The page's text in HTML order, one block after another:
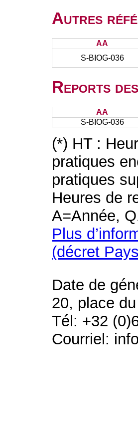
Autres
AA
S-BIOG-036
Reports
AA
S-BIOG-036
(*) HT :
pratiques
pratiques
Heures de
A=Année,
Plus
(décret
Date de
20, place
Tél: +32
Courriel: